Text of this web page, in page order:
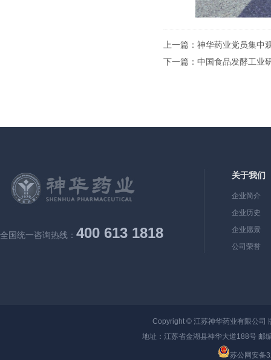
上一篇： 神华药业党员集中
下一篇： 中国食品发酵工业
全国统一咨询热线： 400 613 1818
关于我们
企业简介
企业历史
企业愿景
公司荣誉
Copyright ©江苏神华药业有限公司
地址：江苏省金湖县神华大道188号 邮
苏公网安备